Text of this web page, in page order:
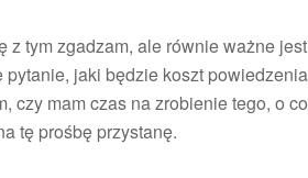
z tym zgadzam, ale równie ważne jest
jaki będzie koszt
czy mam czas na zrobienie tego, o co
tę prośbę przystanę.